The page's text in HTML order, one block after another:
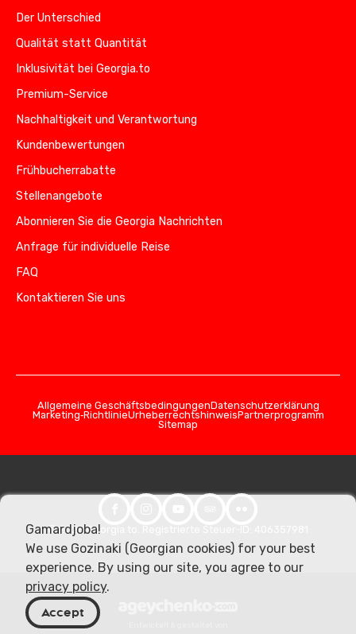
Der Unterschied
Qualität statt Quantität
Inklusivität bei Georgia.to
Premium-Service
Nachhaltigkeit und Verantwortung
Kundenbewertungen
Frühbucherrabatte
Stellenangebote
Abonnieren Sie die Georgia Nachrichten
Anfrage für individuelle Reise
FAQ
Kontaktieren Sie uns
Allgemeine GeschäftsbedingungenDatenschutzerklärung
Marketing‑RichtlinieUrheberrechtshinweisPartnerprogramm
Sitemap
© 2026 Georgia.to. Registrierte Steuer-ID: 406357981
Gamardjoba!
We use Gozinaki (Georgian cookies) for your best
experience. By using our site, you agree to our
privacy policy.
Accept